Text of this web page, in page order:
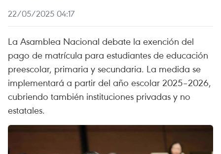
22/05/2025 04:17
La Asamblea Nacional debate la exención del
pago de matrícula para estudiantes de educación
preescolar, primaria y secundaria. La medida se
implementará a partir del año escolar 2025–2026,
cubriendo también instituciones privadas y no
estatales.